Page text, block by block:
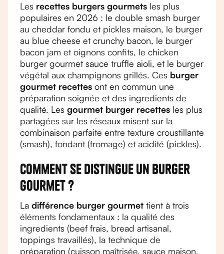
Les recettes burgers gourmets les plus
populaires en 2026 : le double smash burger
au cheddar fondu et pickles maison, le burger
au blue cheese et crunchy bacon, le burger
bacon jam et oignons confits, le chicken
burger gourmet sauce truffle aioli, et le burger
végétal aux champignons grillés. Ces burger
gourmet recettes ont en commun une
préparation soignée et des ingredients de
qualité. Les gourmet burger recettes les plus
partagées sur les réseaux misent sur la
combinaison parfaite entre texture croustillante
(smash), fondant (fromage) et acidité (pickles).
Comment se distingue un burger
gourmet ?
La différence burger gourmet tient à trois
éléments fondamentaux : la qualité des
ingredients (beef frais, bread artisanal,
toppings travaillés), la technique de
préparation (cuisson maîtrisée, sauce maison,